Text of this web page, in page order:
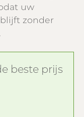
uw
zonder
beste prijs